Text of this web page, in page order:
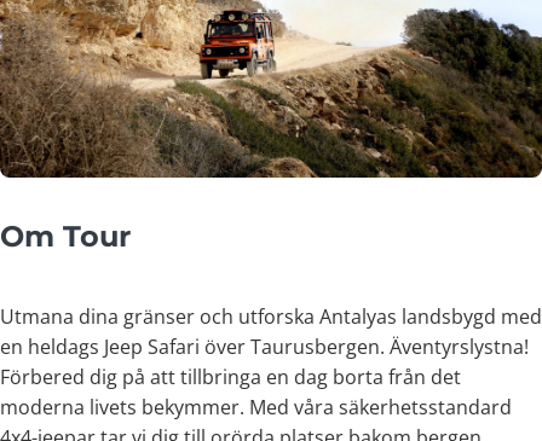
Om Tour
Utmana dina gränser och utforska Antalyas landsbygd med
en heldags Jeep Safari över Taurusbergen. Äventyrslystna!
Förbered dig på att tillbringa en dag borta från det
moderna livets bekymmer. Med våra säkerhetsstandard